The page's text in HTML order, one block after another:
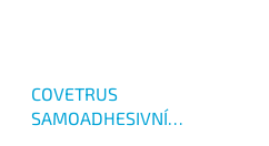
COVETRUS
SAMOADHESIVNÍ